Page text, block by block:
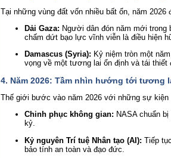
Tại những vùng đất vốn nhiều bất ổn, năm
Dải Gaza: Người dân đón năm mới
chấm dứt bạo lực vĩnh viễn là điều hiện
Damascus (Syria): Kỷ niệm tròn một
vọng về một tương lai ổn định và tái thiết
4. Năm 2026: Tầm nhìn hướng tới tương
Thế giới bước vào năm 2026 với những sự
Chinh phục không gian: NASA chuẩn
kỷ.
Kỷ nguyên Trí tuệ Nhân tạo (AI): Tiếp
bảo tính an toàn và đạo đức.